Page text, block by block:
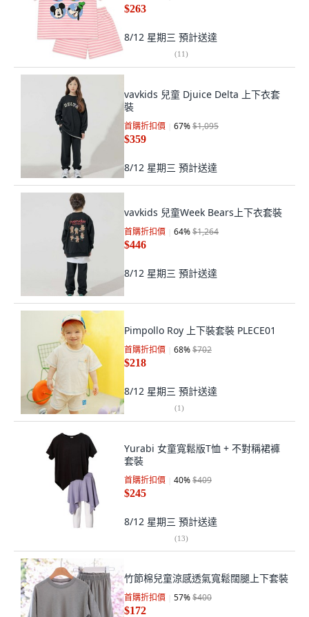
$263
8/12 星期三 預計送達
(11)
vavkids 兒童 Djuice Delta 上下衣套
裝
首購折扣價 67%$1,095
$359
8/12 星期三 預計送達
vavkids 兒童Week Bears上下衣套裝
首購折扣價 64%$1,264
$446
8/12 星期三 預計送達
Pimpollo Roy 上下裝套裝 PLECE01
首購折扣價 68%$702
$218
8/12 星期三 預計送達
(1)
Yurabi 女童寬鬆版T恤 + 不對稱裙褲
套裝
首購折扣價 40%$409
$245
8/12 星期三 預計送達
(13)
竹節棉兒童涼感透氣寬鬆闊腿上下套裝
首購折扣價 57%$400
$172